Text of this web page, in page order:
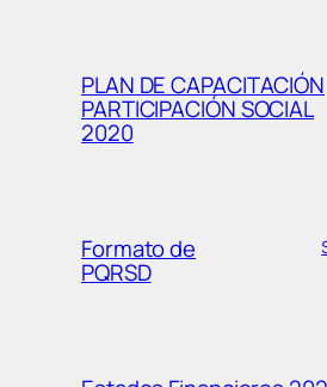
PLAN DE CAPACITACIÓN
PARTICIPACIÓN SOCIAL
2020
Formato de
PQRSD